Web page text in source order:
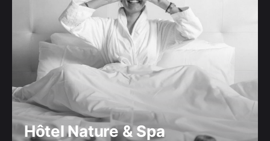
Hôtel Nature & Spa